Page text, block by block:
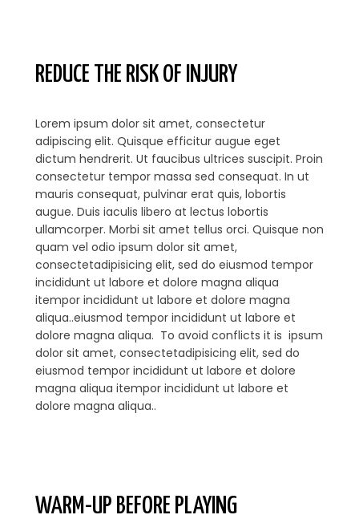
REDUCE THE RISK OF INJURY
Lorem ipsum dolor sit amet, consectetur
adipiscing elit. Quisque efficitur augue eget
dictum hendrerit. Ut faucibus ultrices suscipit. Proin
consectetur tempor massa sed consequat. In ut
mauris consequat, pulvinar erat quis, lobortis
augue. Duis iaculis libero at lectus lobortis
ullamcorper. Morbi sit amet tellus orci. Quisque non
quam vel odio ipsum dolor sit amet,
consectetadipisicing elit, sed do eiusmod tempor
incididunt ut labore et dolore magna aliqua
itempor incididunt ut labore et dolore magna
aliqua..eiusmod tempor incididunt ut labore et
dolore magna aliqua. To avoid conflicts it is ipsum
dolor sit amet, consectetadipisicing elit, sed do
eiusmod tempor incididunt ut labore et dolore
magna aliqua itempor incididunt ut labore et
dolore magna aliqua..
WARM-UP BEFORE PLAYING